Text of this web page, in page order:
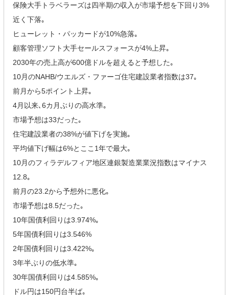
保険大手トラベラーズは四半期の収入が市場予想を下回り3%
近く下落｡
ヒューレット・パッカードが10%急落｡
顧客管理ソフト大手セールスフォースが4%上昇｡
2030年の売上高が600億ドルを超えると予想した｡
10月のNAHB/ウエルズ・ファーゴ住宅建設業者指数は37｡
前月から5ポイント上昇｡
4月以来､6カ月ぶりの高水準｡
市場予想は33だった｡
住宅建設業者の38%が値下げを実施｡
平均値下げ幅は6%とここ1年で最大｡
10月のフィラデルフィア地区連銀製造業業況指数はマイナス
12.8｡
前月の23.2から予想外に悪化｡
市場予想は8.5だった｡
10年国債利回りは3.974%｡
5年国債利回りは3.546%
2年国債利回りは3.422%｡
3年半ぶりの低水準｡
30年国債利回りは4.585%｡
ドル円は150円台半ば｡